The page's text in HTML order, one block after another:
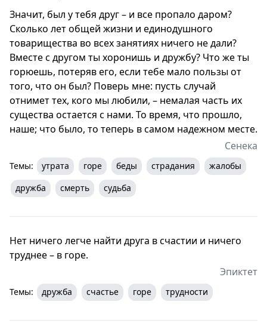
Значит, был у тебя друг – и все пропало даром?
Сколько лет общей жизни и единодушного
товарищества во всех занятиях ничего не дали?
Вместе с другом ты хоронишь и дружбу? Что же ты
горюешь, потеряв его, если тебе мало пользы от
того, что он был? Поверь мне: пусть случай
отнимет тех, кого мы любили, – немалая часть их
существа остается с нами. То время, что прошло,
наше; что было, то теперь в самом надежном месте.
Сенека
Темы: утрата горе беды страдания
жалобы
дружба
смерть судьба
Нет ничего легче найти друга в счастии и ничего
труднее – в горе.
Эпиктет
Темы: дружба счастье горе трудности